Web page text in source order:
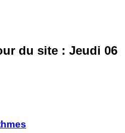
du site : Jeudi 06